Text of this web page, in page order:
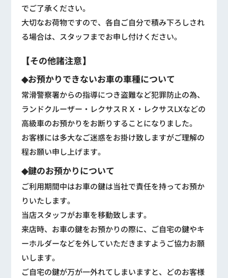
でご了承ください。
大切なお荷物ですので、各自ご自分で積み下ろしされ
る場合は、スタッフまでお申し付けください。
【その他諸注意】
◆お預かりできないお車の車種について
常滑警察署からの指導につき盗難など犯罪防止の為、
ランドクルーザー・レクサスＲＸ・レクサスLXなどの
高級車のお預かりをお断りすることになりました。
お客様には多大なご迷惑をお掛け致しますがご理解の
程お願い申し上げます。
◆鍵のお預かりについて
ご利用期間中はお車の鍵は当社で責任を持ってお預か
りいたします。
当店スタッフがお車を移動致します。
来店時、お車の鍵をお預かりの際に、ご自宅の鍵やキ
ーホルダーなどを外していただきますようご協力お願
いします。
ご自宅の鍵が万が一外れてしまいますと、どのお客様